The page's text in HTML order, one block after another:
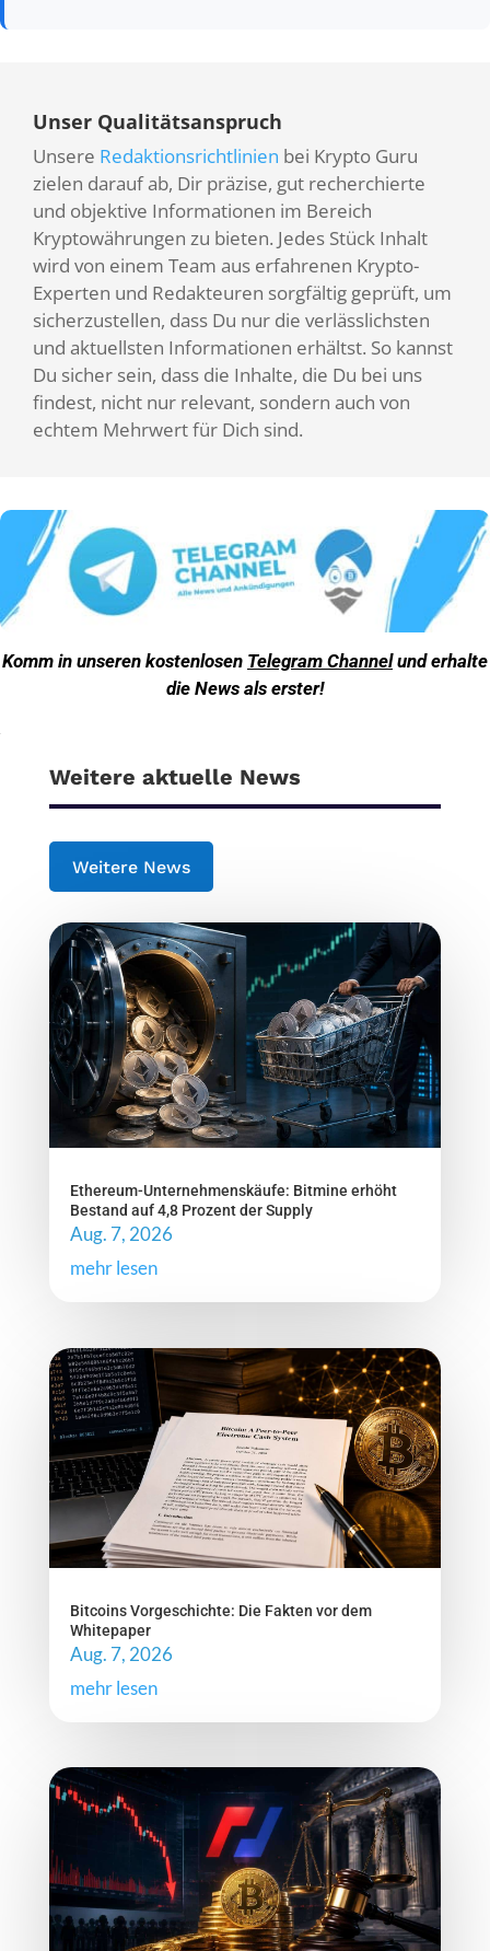
Unser Qualitätsanspruch
Unsere Redaktionsrichtlinien bei Krypto Guru
zielen darauf ab, Dir präzise, gut recherchierte
und objektive Informationen im Bereich
Kryptowährungen zu bieten. Jedes Stück Inhalt
wird von einem Team aus erfahrenen Krypto-
Experten und Redakteuren sorgfältig geprüft, um
sicherzustellen, dass Du nur die verlässlichsten
und aktuellsten Informationen erhältst. So kannst
Du sicher sein, dass die Inhalte, die Du bei uns
findest, nicht nur relevant, sondern auch von
echtem Mehrwert für Dich sind.
Komm in unseren kostenlosen Telegram Channelund erhalte
die News als erster!
Weitere aktuelle News
Weitere News
Ethereum-Unternehmenskäufe: Bitmine erhöht
Bestand auf 4,8 Prozent der Supply
Aug. 7, 2026
mehr lesen
Bitcoins Vorgeschichte: Die Fakten vor dem
Whitepaper
Aug. 7, 2026
mehr lesen